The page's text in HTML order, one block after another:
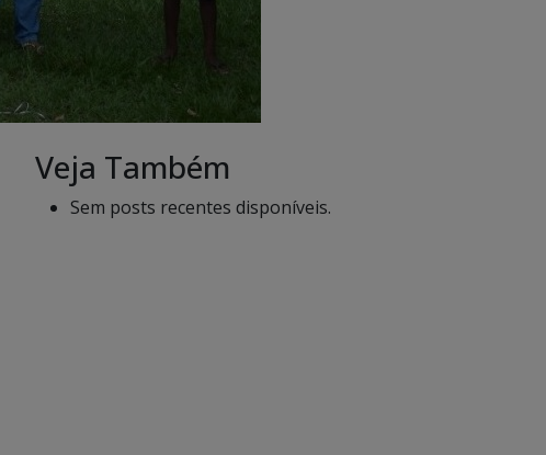
Veja Também
Sem posts recentes disponíveis.